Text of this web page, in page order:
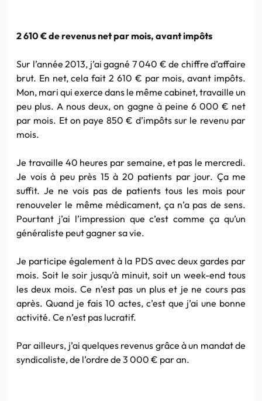
2 610 € de revenus net par mois, avant impôts
Sur l’année 2013, j’ai gagné 7 040 € de chiffre d’affaire
brut. En net, cela fait 2 610 € par mois, avant impôts.
Mon, mari qui exerce dans le même cabinet, travaille un
peu plus. A nous deux, on gagne à peine 6 000 € net
par mois. Et on paye 850 € d’impôts sur le revenu par
mois.
Je travaille 40 heures par semaine, et pas le mercredi.
Je vois à peu près 15 à 20 patients par jour. Ça me
suffit. Je ne vois pas de patients tous les mois pour
renouveler le même médicament, ça n’a pas de sens.
Pourtant j’ai l’impression que c’est comme ça qu’un
généraliste peut gagner sa vie.
Je participe également à la PDS avec deux gardes par
mois. Soit le soir jusqu’à minuit, soit un week-end tous
les deux mois. Ce n’est pas un plus et je ne cours pas
après. Quand je fais 10 actes, c’est que j’ai une bonne
activité. Ce n’est pas lucratif.
Par ailleurs, j’ai quelques revenus grâce à un mandat de
syndicaliste, de l’ordre de 3 000 € par an.